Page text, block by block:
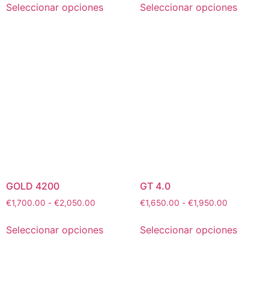
Seleccionar opciones Seleccionar opciones
GOLD 4200
€1,700.00 - €2,050.00
Seleccionar opciones
GT 4.0
€1,650.00 - €1,950.00
Seleccionar opciones